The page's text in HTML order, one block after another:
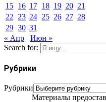
15 16 17 18 19 20 21
22
23 24 25 26 27 28
29 30 31
« Апр
Июн »
Search for:
Рубрики
Рубрики
Материалы